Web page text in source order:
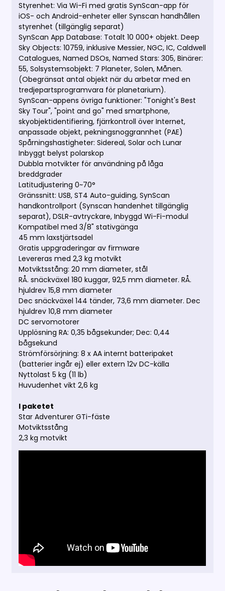
Styrenhet: Via Wi-Fi med gratis SynScan-app för
iOS- och Android-enheter eller Synscan handhållen
styrenhet (tillgänglig separat)
SynScan App Database: Totalt 10 000+ objekt. Deep
Sky Objects: 10759, inklusive Messier, NGC, IC, Caldwell
Catalogues, Named DSOs, Named Stars: 305, Binärer:
55, Solsystemsobjekt: 7 Planeter, Solen, Månen.
(Obegränsat antal objekt när du arbetar med en
tredjepartsprogramvara för planetarium).
SynScan-appens övriga funktioner: "Tonight's Best
Sky Tour", "point and go" med smartphone,
skyobjektidentifiering, fjärrkontroll över Internet,
anpassade objekt, pekningsnoggrannhet (PAE)
Spårningshastigheter: Sidereal, Solar och Lunar
Inbyggt belyst polarskop
Dubbla motvikter för användning på låga
breddgrader
Latitudjustering 0~70°
Gränssnitt: USB, ST4 Auto-guiding, SynScan
handkontrollport (Synscan handenhet tillgänglig
separat), DSLR-avtryckare, Inbyggd Wi-Fi-modul
Kompatibel med 3/8" stativgänga
45 mm laxstjärtsadel
Gratis uppgraderingar av firmware
Levereras med 2,3 kg motvikt
Motviktsstång: 20 mm diameter, stål
RÅ. snäckväxel 180 kuggar, 92,5 mm diameter. RÅ.
hjuldrev 15,8 mm diameter
Dec snäckväxel 144 tänder, 73,6 mm diameter. Dec
hjuldrev 10,8 mm diameter
DC servomotorer
Upplösning RA: 0,35 bågsekunder; Dec: 0,44
bågsekund
Strömförsörjning: 8 x AA internt batteripaket
(batterier ingår ej) eller extern 12v DC-källa
Nyttolast 5 kg (11 lb)
Huvudenhet vikt 2,6 kg
I paketet
Star Adventurer GTi-fäste
Motviktsstång
2,3 kg motvikt